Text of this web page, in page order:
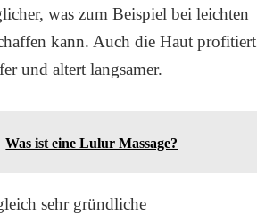
was zum Beispiel bei leichten
kann. Auch die Haut profitiert
und altert langsamer.
Was ist eine Lulur Massage?
sehr gründliche